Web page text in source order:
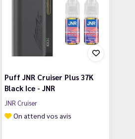
Puff JNR Cruiser Plus 37K
Black Ice - JNR
JNR Cruiser
On attend vos avis